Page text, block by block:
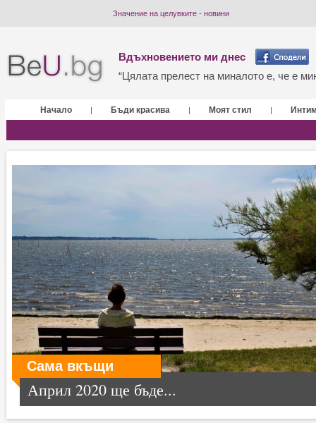
Значение на целувките - новини
Вдъхновението ми днес
“Цялата прелест на миналото е, че е
Начало | Бъди красива | Моят стил |
Сама вкъщи
Април 2020 ще бъде...